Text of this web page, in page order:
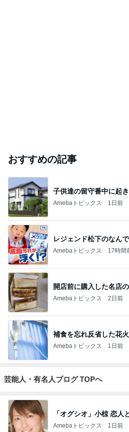
おすすめの記事
子供達の留守番中に起
Amebaトピックス 1日前
レジェンド松下のなん
Amebaトピックス 17時間
開店前に購入した名店
Amebaトピックス 2日前
補食を忘れ反省した花
Amebaトピックス 1日前
芸能人・有名人ブログ TOPへ
「オグシオ」小椋 恋人
Amebaトピックス 1日前